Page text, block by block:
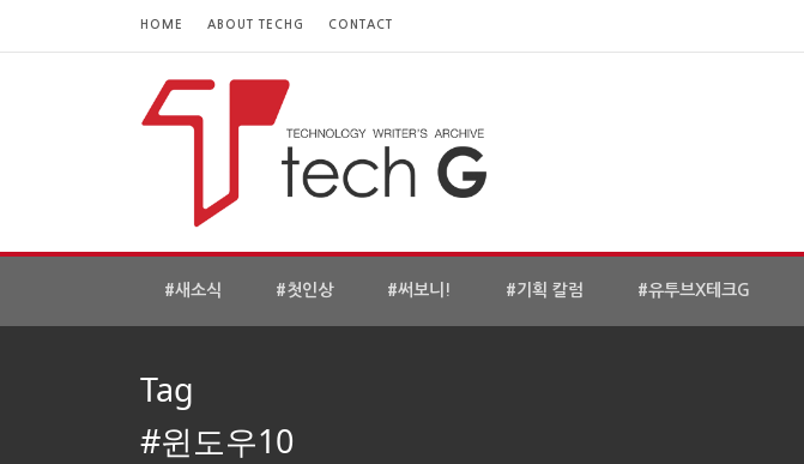
HOME ABOUT TECHG CONTACT
#새소식 #첫인상 #써보니! #기획 칼럼 #유투브X테크G
Tag
#윈도우10